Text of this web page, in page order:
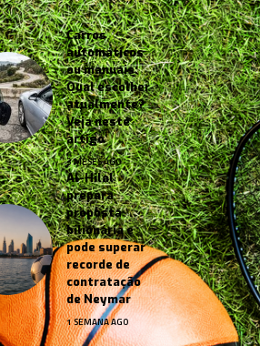
Carros
automáticos
ou manuais:
Qual escolher
atualmente?
Veja neste
artigo
3 MESES AGO
Al-Hilal
prepara
proposta
bilionária e
pode superar
recorde de
contratação
de Neymar
1 SEMANA AGO